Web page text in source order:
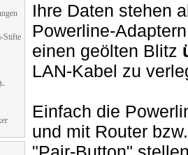
Stifte
Ihre Daten stehen
Powerline-
einen geölten Blitz
LAN-Kabel zu
Einfach die
und mit Router